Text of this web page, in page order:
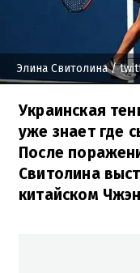
Элина Свитолина/
Украинская
уже знает где
После
Свитолина
китайском